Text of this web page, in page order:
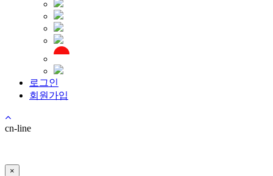
로그인
회원가입
cn-line
×